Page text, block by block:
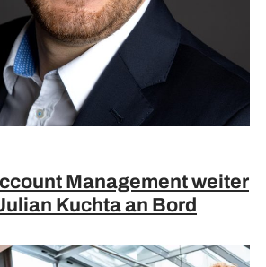
Management weiter
Kuchta an Bord